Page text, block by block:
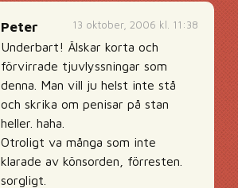
13 oktober, 2006 kl. 11:38
Peter
Underbart! Älskar korta och
förvirrade tjuvlyssningar som
denna. Man vill ju helst inte stå
och skrika om penisar på stan
heller. haha.
Otroligt va många som inte
klarade av könsorden, förresten.
sorgligt.